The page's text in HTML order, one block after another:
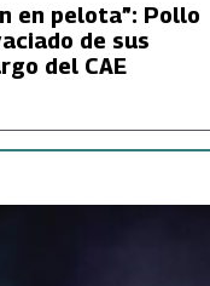
en pelota”: Pollo
de sus
del CAE